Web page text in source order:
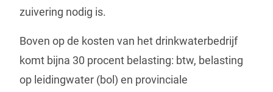
zuivering nodig is.
Boven op de kosten van het drinkwaterbedrijf
komt bijna 30 procent belasting: btw, belasting
op leidingwater (bol) en provinciale